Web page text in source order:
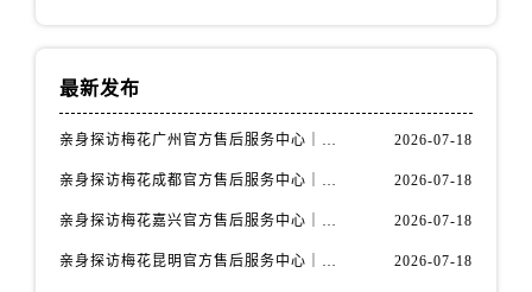
山西省长治市潞州区英雄中路售后服务中心（需提前预约）
天津市和平区赤峰道136号天津国际金融中心26层2603室售后服务中心（需提前预约）
最新发布
亲身探访梅花广州官方售后服务中心｜全部地址与售后电话（2026年7月最新） 2026-07-18
亲身探访梅花成都官方售后服务中心｜网点地址与电话（2026年7月最新） 2026-07-18
亲身探访梅花嘉兴官方售后服务中心｜网点地址与电话（2026年7月最新） 2026-07-18
亲身探访梅花昆明官方售后服务中心｜地址与官方电话（2026年7月最新） 2026-07-18